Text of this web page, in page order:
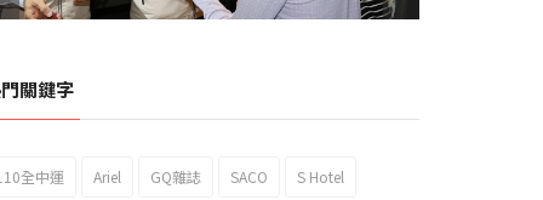
關鍵字
全中運 Ariel GQ雜誌 SACO S Hotel